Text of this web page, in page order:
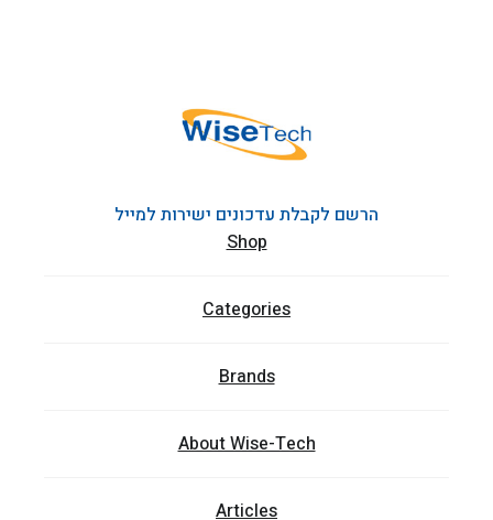
הרשם לקבלת עדכונים ישירות למייל
Shop
Categories
Brands
About Wise-Tech
Articles